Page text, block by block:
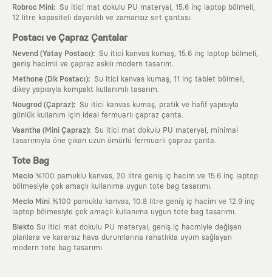
Robroc Mini: Su itici mat dokulu PU materyal, 15.6 inç laptop bölmeli,
12 litre kapasiteli dayanıklı ve zamansız sırt çantası.
Postacı ve Çapraz Çantalar
Nevend (Yatay Postacı): Su itici kanvas kumaş, 15.6 inç laptop bölmeli,
geniş hacimli ve çapraz askılı modern tasarım.
Methone (Dik Postacı): Su itici kanvas kumaş, 11 inç tablet bölmeli,
dikey yapısıyla kompakt kullanımlı tasarım.
Nougrod (Çapraz): Su itici kanvas kumaş, pratik ve hafif yapısıyla
günlük kullanım için ideal fermuarlı çapraz çanta.
Vaantha (Mini Çapraz): Su itici mat dokulu PU materyal, minimal
tasarımıyla öne çıkan uzun ömürlü fermuarlı çapraz çanta.
Tote Bag
Meclo %100 pamuklu kanvas, 20 litre geniş iç hacim ve 15.6 inç laptop
bölmesiyle çok amaçlı kullanıma uygun tote bag tasarımı.
Meclo Mini %100 pamuklu kanvas, 10.8 litre geniş iç hacim ve 12.9 inç
laptop bölmesiyle çok amaçlı kullanıma uygun tote bag tasarımı.
Blekto Su itici mat dokulu PU materyal, geniş iç hacmiyle değişen
planlara ve kararsız hava durumlarına rahatlıkla uyum sağlayan
modern tote bag tasarımı.